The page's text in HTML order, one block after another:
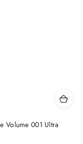
Volume 001 Ultra